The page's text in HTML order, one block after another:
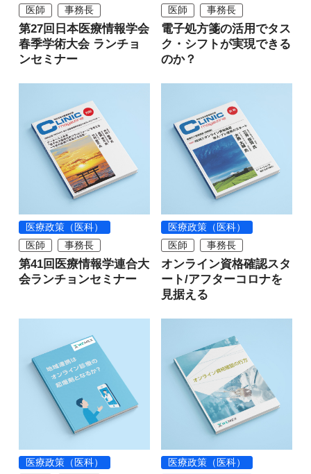
医師
事務長
第27回日本医療情報学会
春季学術大会 ランチョ
ンセミナー
医師
事務長
電子処方箋の活用でタス
ク・シフトが実現できる
のか？
医療政策（医科）
医師
事務長
第41回医療情報学連合大
会ランチョンセミナー
医療政策（医科）
医師
事務長
オンライン資格確認スタ
ート/アフターコロナを
見据える
医療政策（医科）
医療政策（医科）